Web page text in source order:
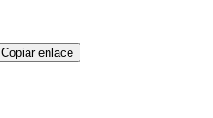
Copiar enlace